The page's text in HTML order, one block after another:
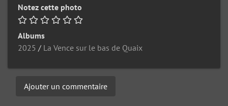
Notez cette photo
Albums
2025 / La Vence sur le bas de Quaix
Ajouter un commentaire